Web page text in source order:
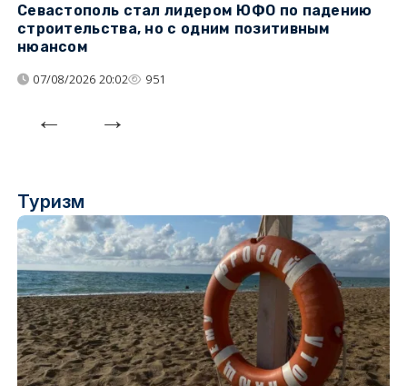
Севастополь стал лидером ЮФО по падению
строительства, но с одним позитивным
нюансом
07/08/2026 20:02 951
Туризм